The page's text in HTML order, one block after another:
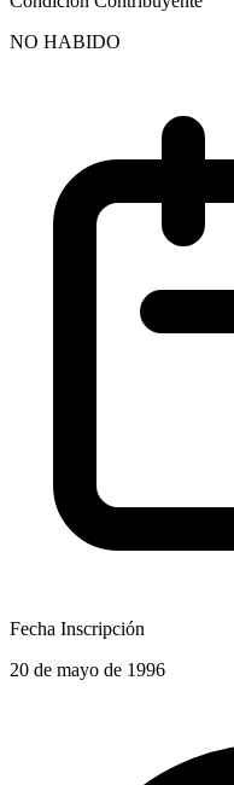
NO HABIDO
Fecha Inscripción
20 de mayo de 1996